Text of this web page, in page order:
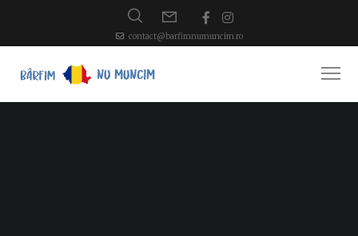
contact@barfimnumuncim.ro